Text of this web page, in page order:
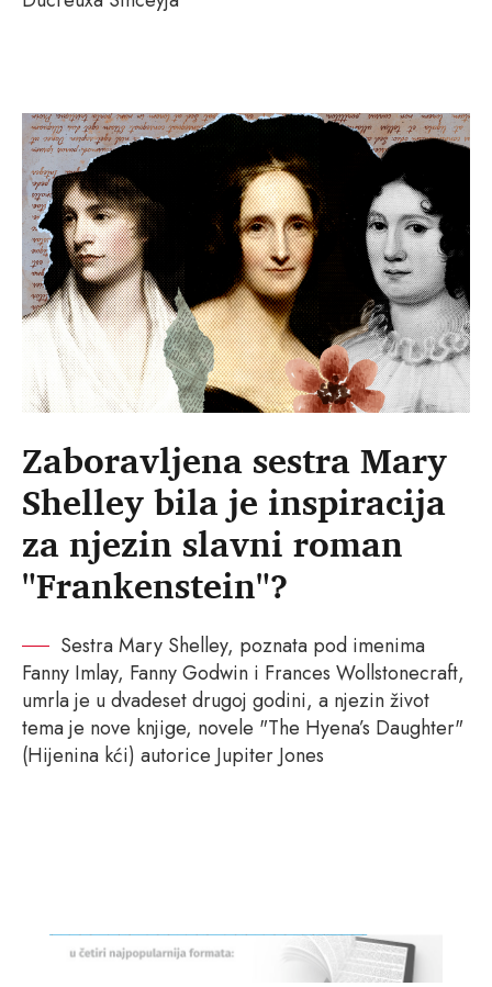
Zaboravljena sestra Mary
Shelley bila je inspiracija
za njezin slavni roman
"Frankenstein"?
Sestra Mary Shelley, poznata pod imenima
Fanny Imlay, Fanny Godwin i Frances Wollstonecraft,
umrla je u dvadeset drugoj godini, a njezin život
tema je nove knjige, novele "The Hyena’s Daughter"
(Hijenina kći) autorice Jupiter Jones